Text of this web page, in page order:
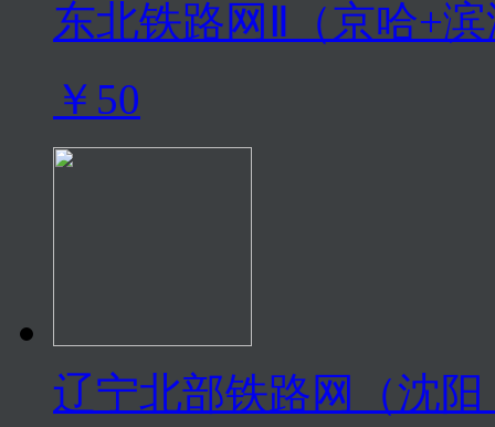
东北铁路网Ⅱ（京哈+
￥50
辽宁北部铁路网（沈